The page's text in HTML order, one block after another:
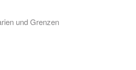
und Grenzen